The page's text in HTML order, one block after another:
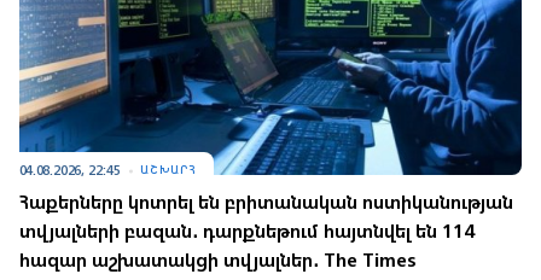
04.08.2026, 22:45 ԱՇԽԱՐՀ
Հաքերները կոտրել են բրիտանական ոստիկանության
տվյալների բազան․ դարքնեթում հայտնվել են 114
հազար աշխատակցի տվյալներ․ The Times